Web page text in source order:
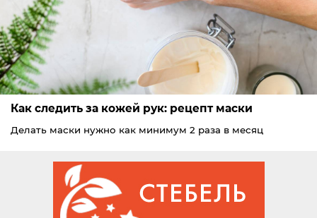
Как следить за кожей рук: рецепт маски
Делать маски нужно как минимум 2 раза в месяц